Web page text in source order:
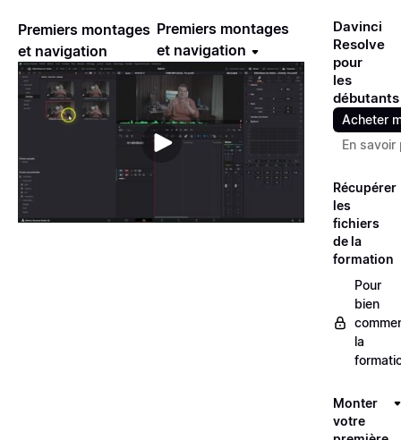
Premiers montages
et navigation
Premiers montages
et navigation
Davinci
Resolve
pour
les
débutants
Acheter
En savoir
Récupérer
les
fichiers
de la
formation
Pour
bien
la
Monter
votre